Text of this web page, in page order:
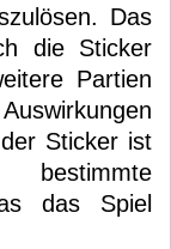
Das
die Sticker
Partien
Sticker ist
das Spiel